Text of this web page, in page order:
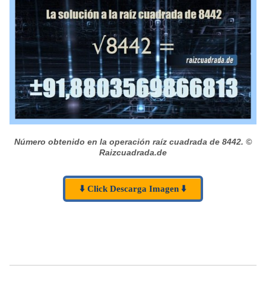
Número obtenido en la operación raíz cuadrada de 8442. ©
Raizcuadrada.de
⬇️ Click Descarga Imagen ⬇️